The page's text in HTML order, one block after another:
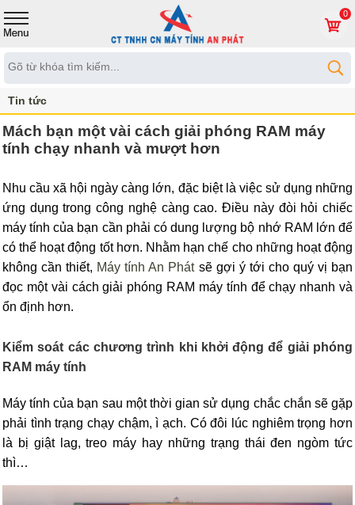
0
Tin tức
Mách bạn một vài cách giải phóng RAM máy
tính chạy nhanh và mượt hơn
Nhu cầu xã hội ngày càng lớn, đặc biệt là việc sử dụng những
ứng dụng trong công nghệ càng cao. Điều này đòi hỏi chiếc
máy tính của bạn cần phải có dung lượng bộ nhớ RAM lớn để
có thể hoạt động tốt hơn. Nhằm hạn chế cho những hoạt động
không cần thiết, Máy tính An Phátsẽ gợi ý tới cho quý vị bạn
đọc một vài cách giải phóng RAM máy tính để chạy nhanh và
ổn định hơn.
Kiểm soát các chương trình khi khởi động để giải phóng
RAM máy tính
Máy tính của bạn sau một thời gian sử dụng chắc chắn sẽ gặp
phải tình trạng chạy chậm, ì ạch. Có đôi lúc nghiêm trọng hơn
là bị giật lag, treo máy hay những trạng thái đen ngòm tức
thì…